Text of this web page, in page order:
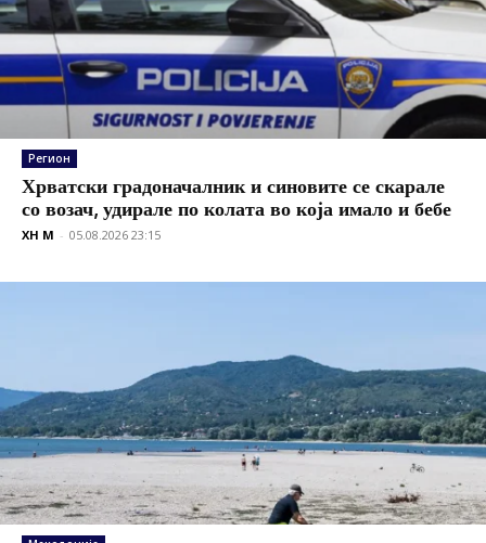
Регион
Хрватски градоначалник и синовите се скарале
со возач, удирале по колата во која имало и бебе
XH M - 05.08.2026 23:15